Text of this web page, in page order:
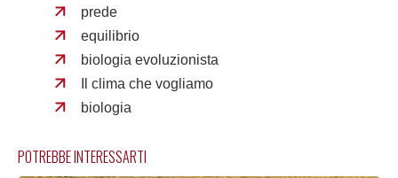
prede
equilibrio
biologia evoluzionista
Il clima che vogliamo
biologia
POTREBBE INTERESSARTI